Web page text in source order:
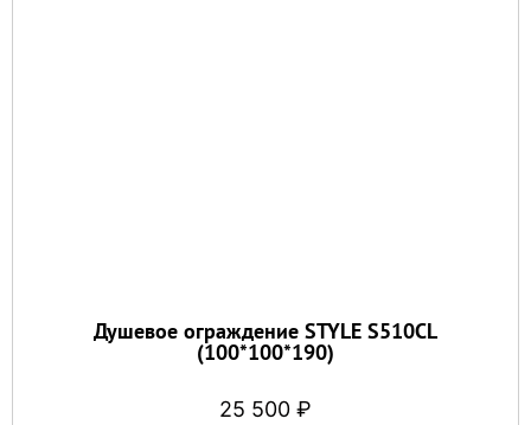
Душевое ограждение STYLE S510CL
(100*100*190)
25 500 ₽